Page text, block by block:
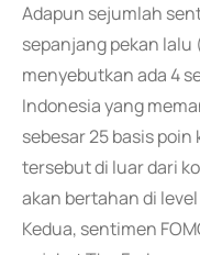
Adapun sejumlah
sepanjang pekan lalu
menyebutkan ada 4
Indonesia yang
sebesar 25 basis poin
tersebut di luar dari
akan bertahan di level
Kedua, sentimen